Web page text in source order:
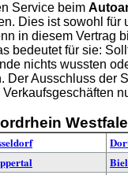
Service beim
Dies ist sowohl für
in diesem Vertrag
bedeutet für sie:
nichts wussten
Der Ausschluss der